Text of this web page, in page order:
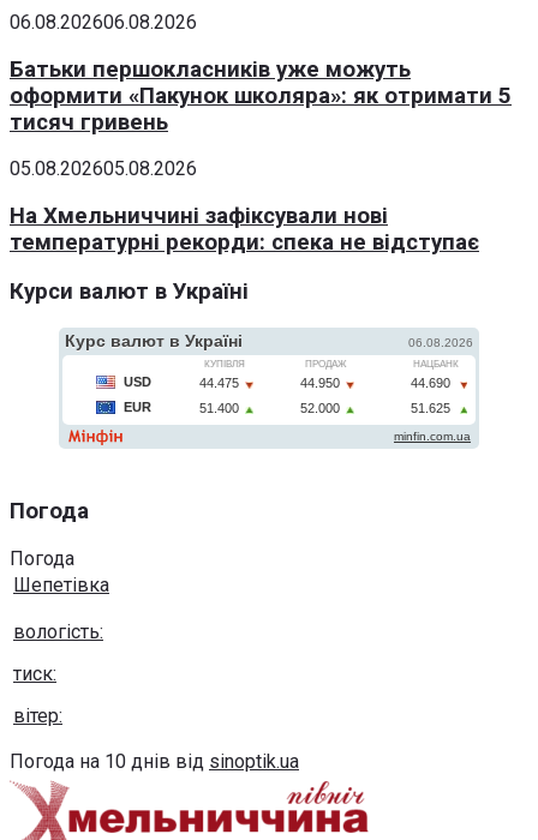
06.08.202606.08.2026
Батьки першокласників уже можуть
оформити «Пакунок школяра»: як отримати 5
тисяч гривень
05.08.202605.08.2026
На Хмельниччині зафіксували нові
температурні рекорди: спека не відступає
Курси валют в Україні
Погода
Погода
Шепетівка
вологість:
тиск:
вітер:
Погода на 10 днів від sinoptik.ua